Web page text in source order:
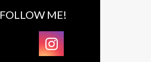
FOLLOW ME!